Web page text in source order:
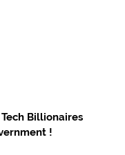
Billionaires
!